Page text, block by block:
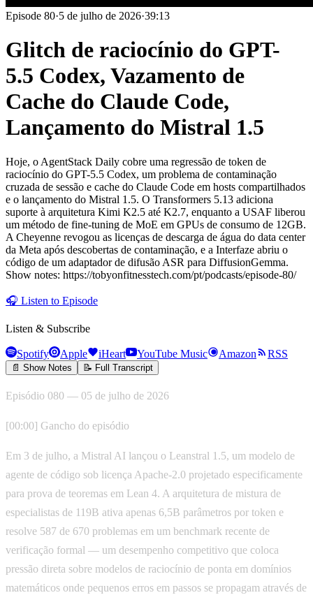
Episode 80·5 de julho de 2026·39:13
Glitch de raciocínio do GPT-
5.5 Codex, Vazamento de
Cache do Claude Code,
Lançamento do Mistral 1.5
Hoje, o AgentStack Daily cobre uma regressão de token de
raciocínio do GPT-5.5 Codex, um problema de contaminação
cruzada de sessão e cache do Claude Code em hosts compartilhados
e o lançamento do Mistral 1.5. O Transformers 5.13 adiciona
suporte à arquitetura Kimi K2.5 até K2.7, enquanto a USAF liberou
um método de fine‑tuning de MoE em GPUs de consumo de 12GB.
A Cheyenne revogou as licenças de descarga de água do data center
da Meta após descobertas de contaminação, e a Interfaze abriu o
código de um adaptador de difusão ASR para DiffusionGemma.
Show notes: https://tobyonfitnesstech.com/pt/podcasts/episode-80/
🎧 Listen to Episode
Listen & Subscribe
Spotify Apple iHeart YouTube Music Amazon RSS
📄 Show Notes 📝 Full Transcript
Episódio 080 — 05 de julho de 2026
[00:00] Gancho do episódio
Em 3 de julho, a Mistral AI lançou o Leanstral 1.5, um modelo de
agente de código sob licença Apache-2.0 projetado especificamente
para prova de teoremas em Lean 4. A arquitetura de mistura de
especialistas de 119B ativa apenas 6,5B parâmetros por token e
resolve 587 de 670 problemas em um benchmark recente de
verificação formal — um desempenho competitivo que coloca
pressão direta sobre modelos de raciocínio de ponta em domínios
matemáticos onde pequenos erros em passos se propagam através de